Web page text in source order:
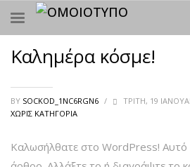
ΑΝΑΖΉΤΗΣΗ
Καλημέρα κόσμε!
BY SOCKOD_1NC6RGN6 / ΤΡΊΤΗ, 19
ΧΩΡΊΣ ΚΑΤΗΓΟΡΊΑ
Καλωσήλθατε στο WordPress! Αυτό